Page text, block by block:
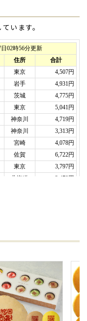
た。
喜んでもらえてよ
ても美味しかった
のえ様）
ッセージカステラ
、「カステラ」は
クトがあり、開け
様）
入れ・メッセージ
ッセージカステラ
り)
います。